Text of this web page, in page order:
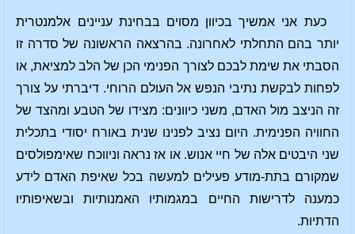
כעת אני אמשיך בכיוון מסוים בבחינת עניינים אלמנטרית
יותר בהם התחלתי לאחרונה. בהרצאה הראשונה של סדרה זו
הסבתי את שימת לבכם לצורך הפנימי הכן של הלב למציאת, או
לפחות לבקשת נתיבי הנפש אל העולם הרוחי. דיברתי על צורך
זה הניצב מול האדם, משני כיוונים: מצידו של הטבע ומהצד של
החוויה הפנימית. היום נציב לפנינו שנית באורח יסודי בתכלית
שני היבטים אלה של חיי אנוש. או אז נראה וניווכח שאימפולסים
שמקורם בתת-מודע פעילים למעשה בכל שאיפת האדם לידע
כמענה לדרישות החיים במגמותיו האמנותיות ובשאיפותיו
הדתיות.